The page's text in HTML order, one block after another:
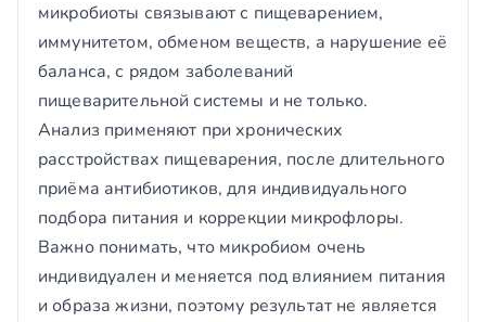
микробиоты связывают с пищеварением,
иммунитетом, обменом веществ, а нарушение её
баланса, с рядом заболеваний
пищеварительной системы и не только.
Анализ применяют при хронических
расстройствах пищеварения, после длительного
приёма антибиотиков, для индивидуального
подбора питания и коррекции микрофлоры.
Важно понимать, что микробиом очень
индивидуален и меняется под влиянием питания
и образа жизни, поэтому результат не является